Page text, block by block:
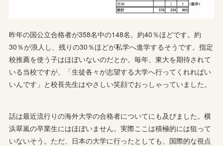
昨年の国公立合格者が358名中の148名。約40％ほどです。約
30％が浪人し、残りの30％ほどが私学へ進学するそうです。指定
校推薦を使う子はほぼいないのだとか。毎年、東大を期待されて
いる当校ですが、「生徒各々が志望する大学へ行ってくれればい
いんです」と校長先生はやさしい笑顔でおっしゃっていました。
話は最近流行りの海外大学の合格者についてにも及びました。横
浜翠嵐の卒業生にはほぼいません。実際ここは積極的には狙って
いないそう。ただ、日本の大学に行ったとしても、国際的な視点